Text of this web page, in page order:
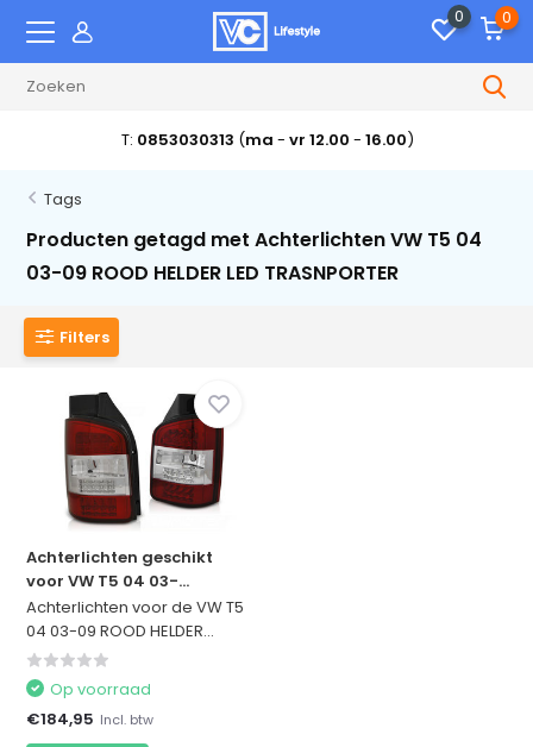
0 0
T: 0853030313 (ma - vr 12.00 - 16.00)
Tags
Producten getagd met Achterlichten VW T5 04
03-09 ROOD HELDER LED TRASNPORTER
Filters
Achterlichten geschikt
voor VW T5 04 03-...
Achterlichten voor de VW T5
04 03-09 ROOD HELDER...
Op voorraad
€184,95 Incl. btw